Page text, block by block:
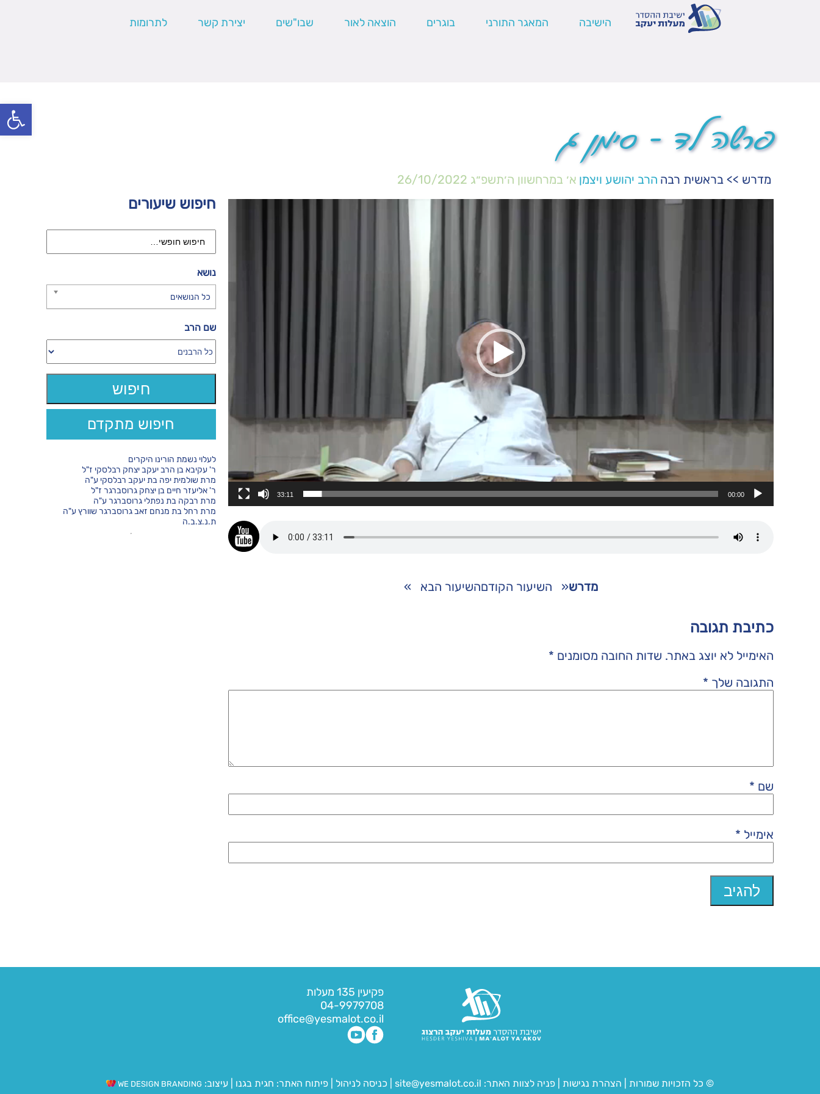
פתח
הישיבה המאגר התורני בוגרים הוצאה לאור שבו"שים יצירת קשר לתרומות
פרשה לד – סימן ג
מדרש >> בראשית רבה הרב יהושע ויצמן א׳ במרחשוון ה׳תשפ״ג 26/10/2022
00:00
33:11
מדרש« השיעור הקודםהשיעור הבא »
כתיבת תגובה
האימייל לא יוצג באתר. שדות החובה מסומנים *
התגובה שלך *
שם *
אימייל *
חיפוש שיעורים
נושא
כל הנושאים
שם הרב
חיפוש מתקדם
לעלוי נשמת הורינו היקרים
ר' עקיבא בן הרב יעקב יצחק רבלסקי ז"ל
מרת שולמית יפה בת יעקב רבלסקי ע"ה
ר' אליעזר חיים בן יצחק גרוסברגר ז"ל
מרת רבקה בת נפתלי גרוסברגר ע"ה
מרת רחל בת מנחם זאב גרוסברגר שוורץ ע"ה
ת.נ.צ.ב.ה
פקיעין 135 מעלות
04-9979708
office@yesmalot.co.il
© כל הזכויות שמורות הצהרת נגישות פניה לצוות האתר: site@yesmalot.co.il כניסה לניהול פיתוח האתר: חגית בגנו עיצוב: WE DESIGN BRANDING